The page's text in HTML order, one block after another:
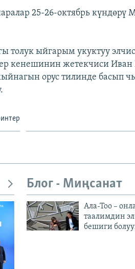
25-26-октябрь күндөрү
толук ыйгарым укуктуу
кенешинин жетекчиси Иван
орус тилинде басып
Блог - Миңсанат
Ала-Тоо –
таалимдин
бешиги